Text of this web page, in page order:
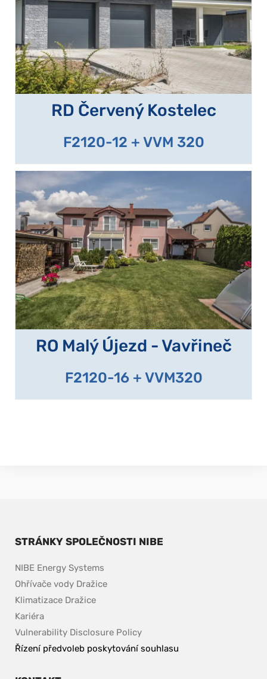
RD Červený Kostelec
F2120-12 + VVM 320
RO Malý Újezd - Vavřineč
F2120-16 + VVM320
STRÁNKY SPOLEČNOSTI NIBE
NIBE Energy Systems
Ohřívače vody Dražice
Klimatizace Dražice
Kariéra
Vulnerability Disclosure Policypdf, 153.9 kB.
Řízení předvoleb poskytování souhlasu